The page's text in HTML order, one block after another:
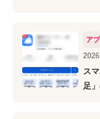
ア
ス
足